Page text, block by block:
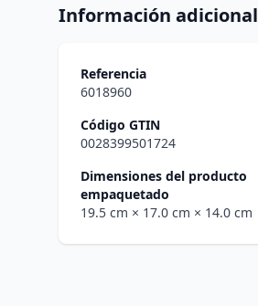
Información adicional
Referencia
6018960
Código GTIN
0028399501724
Dimensiones del producto
empaquetado
19.5 cm × 17.0 cm × 14.0 cm